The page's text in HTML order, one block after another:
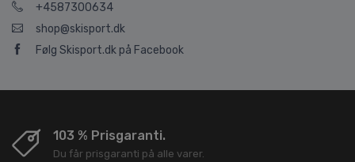
+4587300634
shop@skisport.dk
Følg Skisport.dk på Facebook
103 % Prisgaranti.
Du får prisgaranti på alle varer.